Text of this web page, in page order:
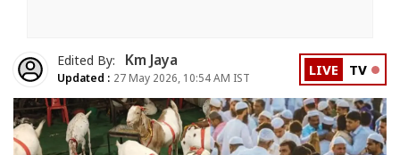
Edited By: Km Jaya
Updated : 27 May 2026, 10:54 AM IST LIVE TV